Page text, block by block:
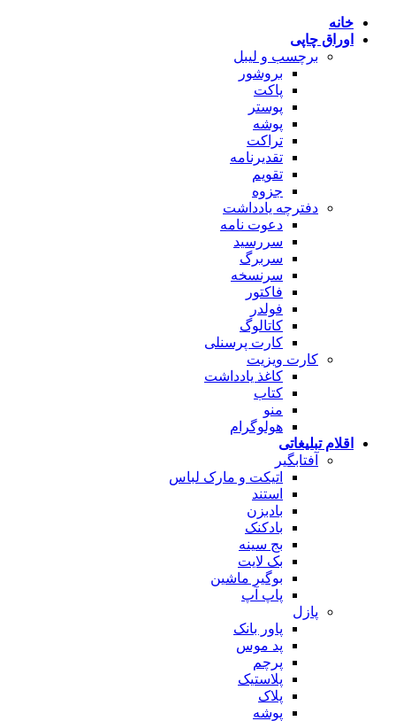
پرش
خانه
اوراق چاپی
برچسب و لیبل
بروشور
پاکت
پوستر
پوشه
تراکت
تقدیرنامه
تقویم
جزوه
دفترچه یادداشت
دعوت نامه
سررسید
سربرگ
سرنسخه
فاکتور
فولدر
کاتالوگ
کارت پرسنلی
کارت ویزیت
کاغذ یادداشت
کتاب
منو
هولوگرام
اقلام تبلیغاتی
آفتابگیر
اتیکت و مارک لباس
استند
بادبزن
بادکنک
بج سینه
بک لایت
بوگیر ماشین
پاپ آپ
پازل
پاور بانک
پد موس
پرچم
پلاستیک
پلاک
پوشه